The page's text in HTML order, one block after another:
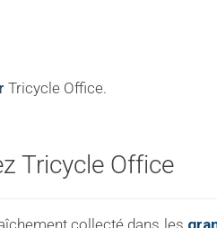
Tricycle Office.
Tricycle Office
collecté dans les